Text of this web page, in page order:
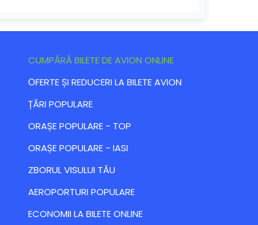
CUMPĂRĂ BILETE DE AVION ONLINE
ОFERTE ȘI REDUCERI LA BILETE AVION
ȚĂRI POPULARE
ORAȘE POPULARE - TOP
ORAȘE POPULARE - IASI
ZBORUL VISULUI TĂU
AEROPORTURI POPULARE
ECONOMII LA BILETE ONLINE